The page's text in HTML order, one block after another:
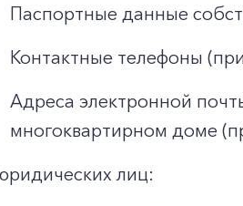
Паспортные данные
Контактные телефоны
Адреса электронной
многоквартирном доме
лиц: